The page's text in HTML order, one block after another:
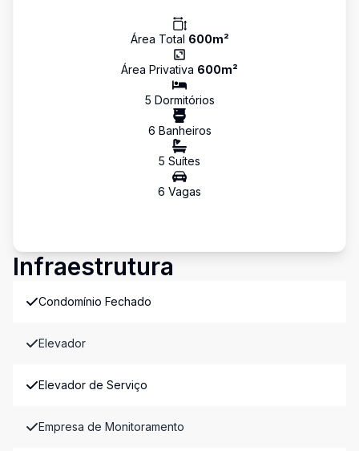
Área Total 600m²
Área Privativa 600m²
5 Dormitórios
6 Banheiros
5 Suítes
6 Vagas
Infraestrutura
Condomínio Fechado
Elevador
Elevador de Serviço
Empresa de Monitoramento